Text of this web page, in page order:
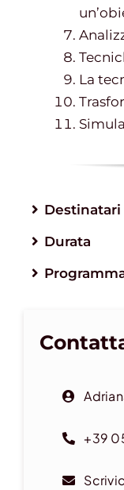
La
Destinatari
Durata
+39